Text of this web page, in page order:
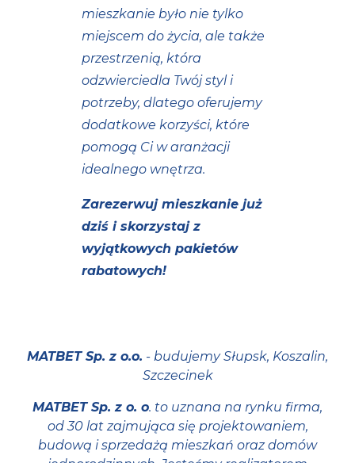
mieszkanie było nie tylko
miejscem do życia, ale także
przestrzenią, która
odzwierciedla Twój styl i
potrzeby, dlatego oferujemy
dodatkowe korzyści, które
pomogą Ci w aranżacji
idealnego wnętrza.
Zarezerwuj mieszkanie już
dziś i skorzystaj z
wyjątkowych pakietów
rabatowych!
MATBET Sp. z o.o. - budujemy Słupsk, Koszalin,
Szczecinek
MATBET Sp. z o. o. to uznana na rynku firma,
od 30 lat zajmująca się projektowaniem,
budową i sprzedażą mieszkań oraz domów